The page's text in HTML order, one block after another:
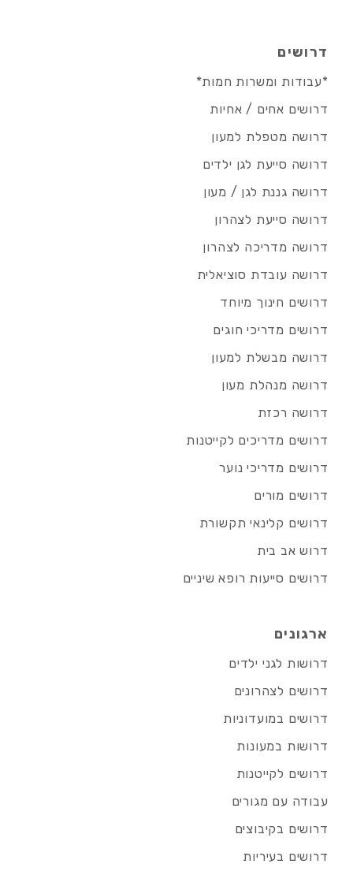
דרושים
*עבודות ומשרות חמות*
דרושים אחים / אחיות
דרושה מטפלת למעון
דרושה סייעת לגן ילדים
דרושה גננת לגן / מעון
דרושה סייעת לצהרון
דרושה מדריכה לצהרון
דרושה עובדת סוציאלית
דרושים חינוך מיוחד
דרושים מדריכי חוגים
דרושה מבשלת למעון
דרושה מנהלת מעון
דרושה רכזת
דרושים מדריכים לקייטנות
דרושים מדריכי נוער
דרושים מורים
דרושים קלינאי תקשורת
דרוש אב בית
דרושים סייעות רופא שיניים
ארגונים
דרושות לגני ילדים
דרושים לצהרונים
דרושים במועדוניות
דרושות במעונות
דרושים לקייטנות
עבודה עם מגורים
דרושים בקיבוצים
דרושים בעיריות